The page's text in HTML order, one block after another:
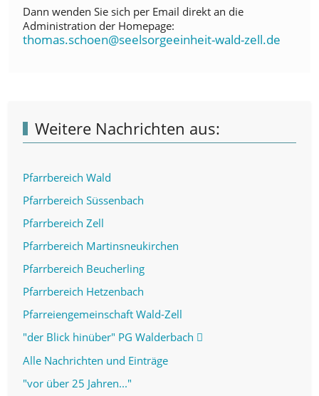
Dann wenden Sie sich per Email direkt an die
Administration der Homepage:
thomas.schoen@seelsorgeeinheit-wald-zell.de
Weitere Nachrichten aus:
Pfarrbereich Wald
Pfarrbereich Süssenbach
Pfarrbereich Zell
Pfarrbereich Martinsneukirchen
Pfarrbereich Beucherling
Pfarrbereich Hetzenbach
Pfarreiengemeinschaft Wald-Zell
"der Blick hinüber" PG Walderbach
Alle Nachrichten und Einträge
"vor über 25 Jahren..."